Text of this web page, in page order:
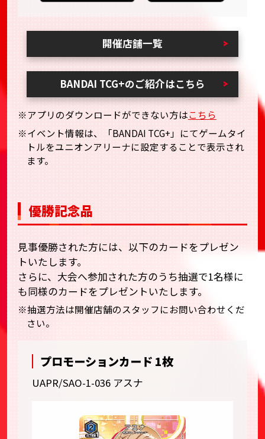
開催店舗一覧
BANDAI TCG+のご紹介はこちら
※アプリのダウンロードができない方はこちら
※イベント情報は、「BANDAI TCG+」にてゲームタイ
トルをユニオンアリーナに設定することで表示され
ます。
優勝記念品
見事優勝された方には、以下のカードをプレゼン
トいたします。
さらに、大会へ参加された方のうち抽選で1名様に
も同様のカードをプレゼントいたします。
※抽選方法は開催店舗のスタッフにお問い合わせくだ
さい。
プロモーションカード 1枚
UAPR/SAO-1-036 アスナ